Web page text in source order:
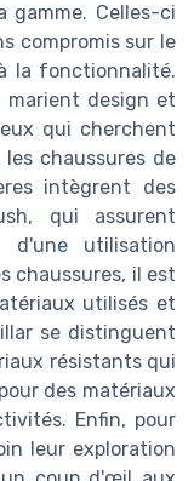
gamme. Celles-ci
compromis sur le
la fonctionnalité.
marient design et
qui cherchent
chaussures de
intègrent des
qui assurent
utilisation
chaussures, il est
utilisés et
se distinguent
résistants qui
des matériaux
Enfin, pour
leur exploration